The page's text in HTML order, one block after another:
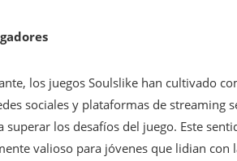
los juegos Soulslike han cultivado
sociales y plataformas de streaming
los desafíos del juego. Este
valioso para jóvenes que lidian con